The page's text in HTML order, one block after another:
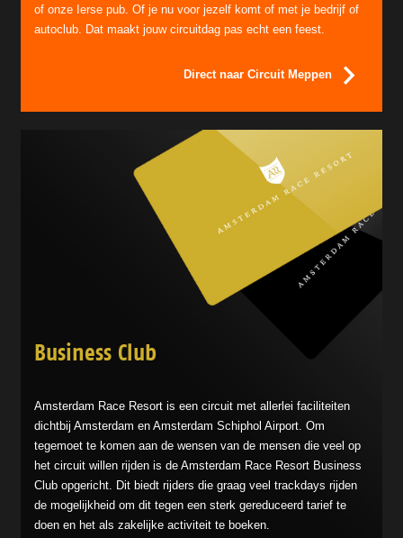
of onze Ierse pub. Of je nu voor jezelf komt of met je bedrijf of
autoclub. Dat maakt jouw circuitdag pas echt een feest.
Direct naar Circuit Meppen
Business Club
Amsterdam Race Resort is een circuit met allerlei faciliteiten
dichtbij Amsterdam en Amsterdam Schiphol Airport. Om
tegemoet te komen aan de wensen van de mensen die veel op
het circuit willen rijden is de Amsterdam Race Resort Business
Club opgericht. Dit biedt rijders die graag veel trackdays rijden
de mogelijkheid om dit tegen een sterk gereduceerd tarief te
doen en het als zakelijke activiteit te boeken.